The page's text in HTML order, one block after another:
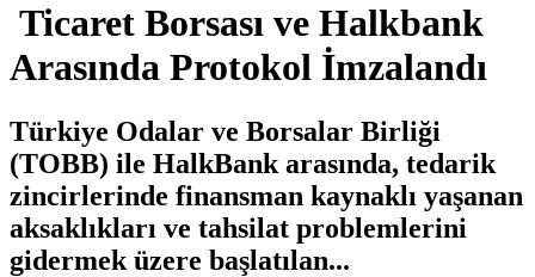
Ticaret Borsası ve Halkbank
Arasında Protokol İmzalandı
Türkiye Odalar ve Borsalar Birliği
(TOBB) ile HalkBank arasında, tedarik
zincirlerinde finansman kaynaklı yaşanan
aksaklıkları ve tahsilat problemlerini
gidermek üzere başlatılan...